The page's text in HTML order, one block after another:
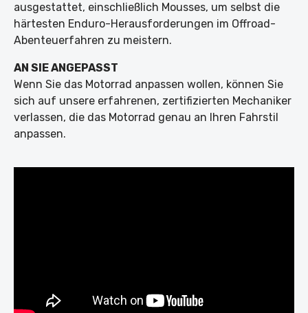
ausgestattet, einschließlich Mousses, um selbst die
härtesten Enduro-Herausforderungen im Offroad-
Abenteuerfahren zu meistern.
AN SIE ANGEPASST
Wenn Sie das Motorrad anpassen wollen, können Sie
sich auf unsere erfahrenen, zertifizierten Mechaniker
verlassen, die das Motorrad genau an Ihren Fahrstil
anpassen.